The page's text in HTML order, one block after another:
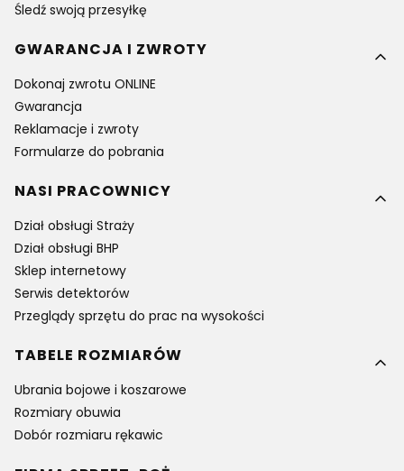
Śledź swoją przesyłkę
GWARANCJA I ZWROTY
Dokonaj zwrotu ONLINE
Gwarancja
Reklamacje i zwroty
Formularze do pobrania
NASI PRACOWNICY
Dział obsługi Straży
Dział obsługi BHP
Sklep internetowy
Serwis detektorów
Przeglądy sprzętu do prac na wysokości
TABELE ROZMIARÓW
Ubrania bojowe i koszarowe
Rozmiary obuwia
Dobór rozmiaru rękawic